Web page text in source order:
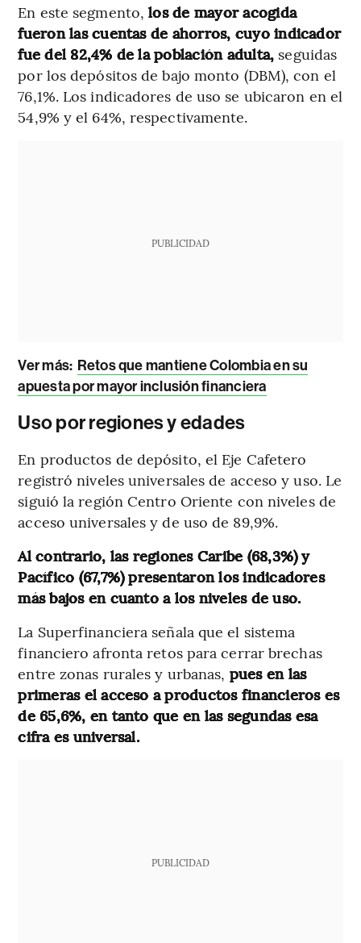
En este segmento,los de mayor acogida
fueron las cuentas de ahorros, cuyo indicador
fue del 82,4% de la población adulta, seguidas
por los depósitos de bajo monto (DBM), con el
76,1%. Los indicadores de uso se ubicaron en el
54,9% y el 64%, respectivamente.
PUBLICIDAD
Ver más: Retos que mantiene Colombia en su
apuesta por mayor inclusión financiera
Uso por regiones y edades
En productos de depósito, el Eje Cafetero
registró niveles universales de acceso y uso. Le
siguió la región Centro Oriente con niveles de
acceso universales y de uso de 89,9%.
Al contrario, las regiones Caribe (68,3%) y
Pacífico (67,7%) presentaron los indicadores
más bajos en cuanto a los niveles de uso.
La Superfinanciera señala que el sistema
financiero afronta retos para cerrar brechas
entre zonas rurales y urbanas, pues en las
primeras el acceso a productos financieros es
de 65,6%, en tanto que en las segundas esa
cifra es universal.
PUBLICIDAD